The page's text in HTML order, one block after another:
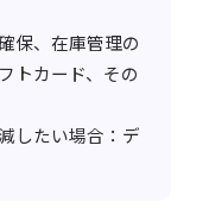
保、在庫管理の
トカード、その
したい場合：デ